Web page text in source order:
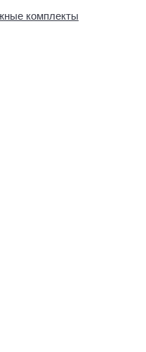
комплекты